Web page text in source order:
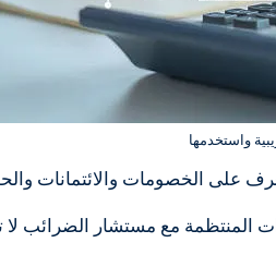
واستخدمها
على الخصومات والائتمانات
المنتظمة مع مستشار الضرائب لا